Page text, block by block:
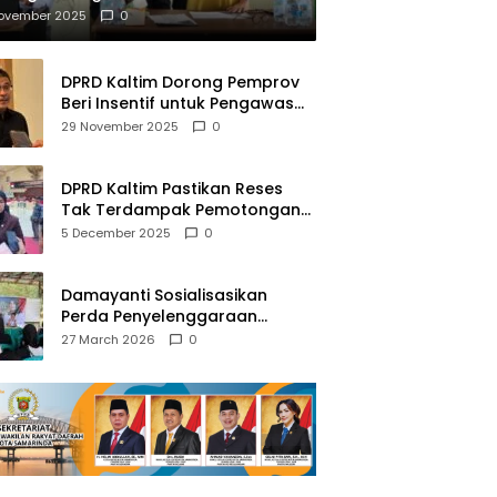
NAPZA
2025 0
DPRD Kaltim Dorong Pemprov
Beri Insentif untuk Pengawas
Madrasah dan Pendidikan
29 November 2025 0
DPRD Kaltim Pastikan Reses
Tak Terdampak Pemotongan
Transfer Dana Pusat
5 December 2025 0
Damayanti Sosialisasikan
Perda Penyelenggaraan
Pendidikan Pancasila dan
27 March 2026 0